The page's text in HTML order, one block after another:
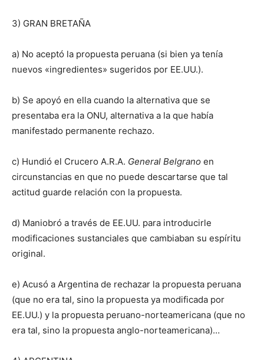
3) GRAN BRETAÑA
a) No aceptó la propuesta peruana (si bien ya tenía
nuevos «ingredientes» sugeridos por EE.UU.).
b) Se apoyó en ella cuando la alternativa que se
presentaba era la ONU, alternativa a la que había
manifestado permanente rechazo.
c) Hundió el Crucero A.R.A. General Belgrano en
circunstancias en que no puede descartarse que tal
actitud guarde relación con la propuesta.
d) Maniobró a través de EE.UU. para introducirle
modificaciones sustanciales que cambiaban su espíritu
original.
e) Acusó a Argentina de rechazar la propuesta peruana
(que no era tal, sino la propuesta ya modificada por
EE.UU.) y la propuesta peruano-norteamericana (que no
era tal, sino la propuesta anglo-norteamericana)…